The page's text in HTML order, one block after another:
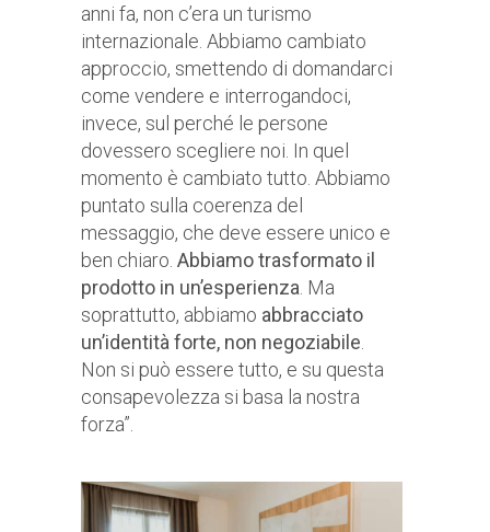
anni fa, non c’era un turismo
internazionale. Abbiamo cambiato
approccio, smettendo di domandarci
come vendere e interrogandoci,
invece, sul perché le persone
dovessero scegliere noi. In quel
momento è cambiato tutto. Abbiamo
puntato sulla coerenza del
messaggio, che deve essere unico e
ben chiaro. Abbiamo trasformato il
prodotto in un’esperienza . Ma
soprattutto, abbiamo abbracciato
un’identità forte, non negoziabile
Non si può essere tutto, e su questa
consapevolezza si basa la nostra
forza”.